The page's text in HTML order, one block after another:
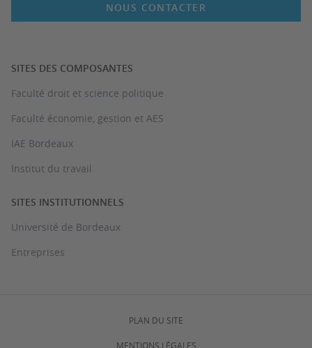
NOUS CONTACTER
SITES DES COMPOSANTES
Faculté droit et science politique
Faculté économie, gestion et AES
IAE Bordeaux
Institut du travail
SITES INSTITUTIONNELS
Université de Bordeaux
Entreprises
PLAN DU SITE
MENTIONS LÉGALES